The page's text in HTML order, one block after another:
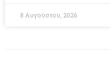
8 Αυγούστου, 2026